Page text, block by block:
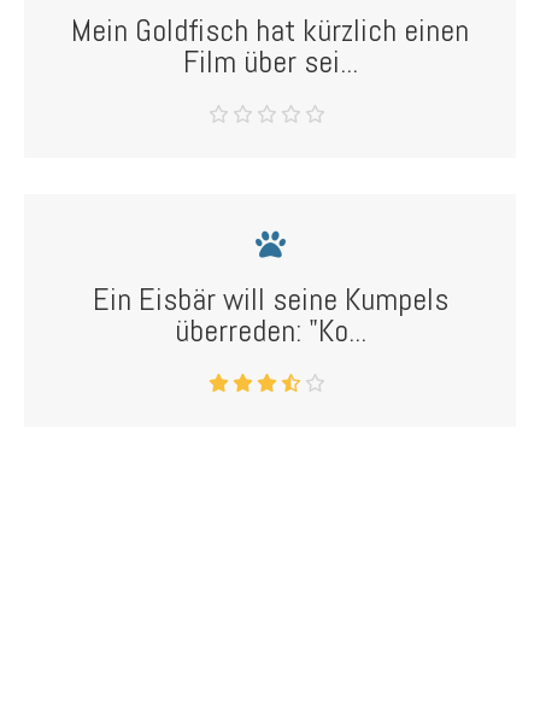
Mein Goldfisch hat kürzlich einen
Film über sei...
Ein Eisbär will seine Kumpels
überreden: "Ko...